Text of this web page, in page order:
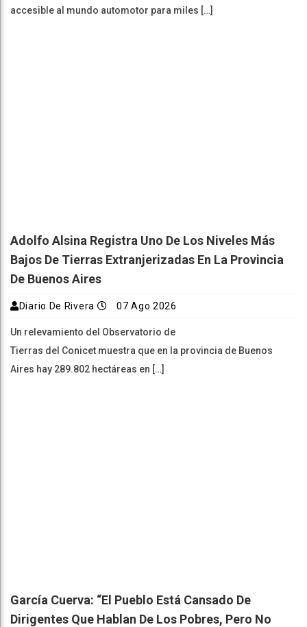
accesible al mundo automotor para miles […]
Adolfo Alsina Registra Uno De Los Niveles Más
Bajos De Tierras Extranjerizadas En La Provincia
De Buenos Aires
Diario De Rivera 07 Ago 2026
Un relevamiento del Observatorio de
Tierras del Conicet muestra que en la provincia de Buenos
Aires hay 289.802 hectáreas en […]
García Cuerva: “El Pueblo Está Cansado De
Dirigentes Que Hablan De Los Pobres, Pero No